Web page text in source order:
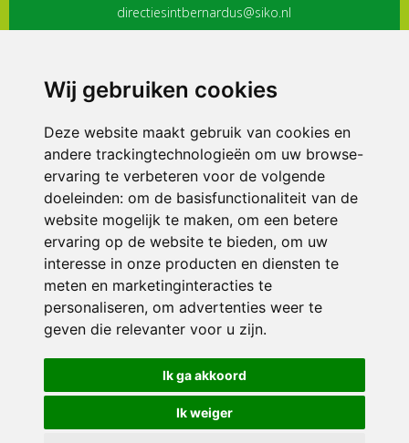
Wij gebruiken cookies
Deze website maakt gebruik van cookies en
andere trackingtechnologieën om uw browse-
ervaring te verbeteren voor de volgende
doeleinden: om de basisfunctionaliteit van de
website mogelijk te maken, om een betere
ervaring op de website te bieden, om uw
interesse in onze producten en diensten te
meten en marketinginteracties te
personaliseren, om advertenties weer te
geven die relevanter voor u zijn.
Ik ga akkoord
Ik weiger
directiesintbernardus@siko.nl
3116 JB
ONDERDEEL VAN
© 2026 Sint Bernardus | Alle rechten voorbehouden
Privacy policy|Disclaimer| Klachtenregeling|RSIN en Anbi
voorkeuren
Crealisatie The MindOffice